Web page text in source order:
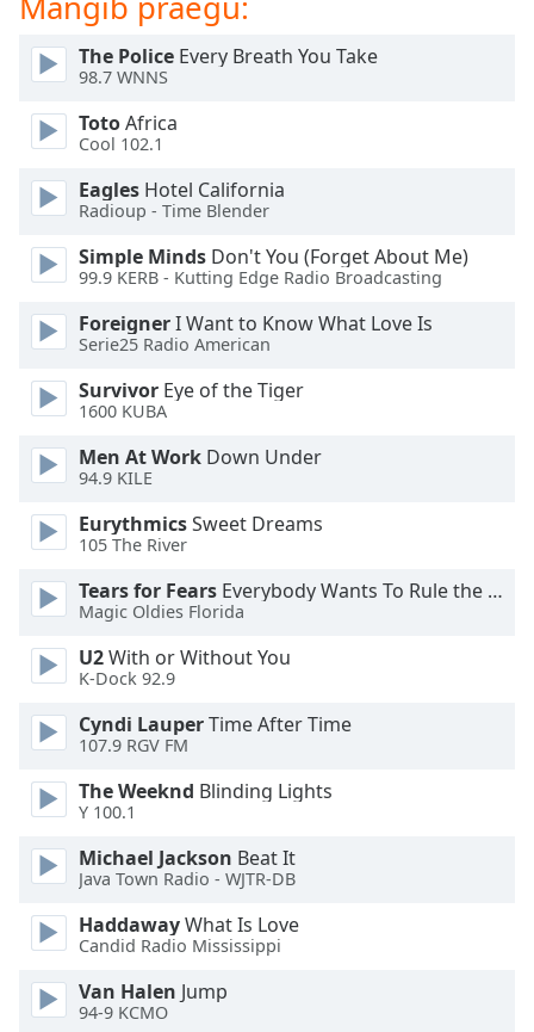
dialog
Escape
cancel
and
window.
Text
Text
Background
Area
Background
Color
Opacity
Font
Size
Text
Style
The Police Every Breath You Take
98.7 WNNS
TotoAfrica
Cool 102.1
Eagles Hotel California
Radioup - Time Blender
Simple Minds Don't You (Forget About Me)
99.9 KERB - Kutting Edge Radio Broadcasting
ForeignerI Want to Know What Love Is
Serie25 Radio American
Survivor Eye of the Tiger
1600 KUBA
Men At Work Down Under
94.9 KILE
EurythmicsSweet Dreams
105 The River
Tears for Fears Everybody Wants To Rule the World
Magic Oldies Florida
U2With or Without You
K-Dock 92.9
Cyndi LauperTime After Time
107.9 RGV FM
The Weeknd Blinding Lights
Y 100.1
Michael Jackson Beat It
Java Town Radio - WJTR-DB
HaddawayWhat Is Love
Candid Radio Mississippi
Van Halen Jump
94-9 KCMO